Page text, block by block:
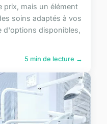
prix, mais un élément
soins adaptés à vos
d'options disponibles,
5 min de lecture →